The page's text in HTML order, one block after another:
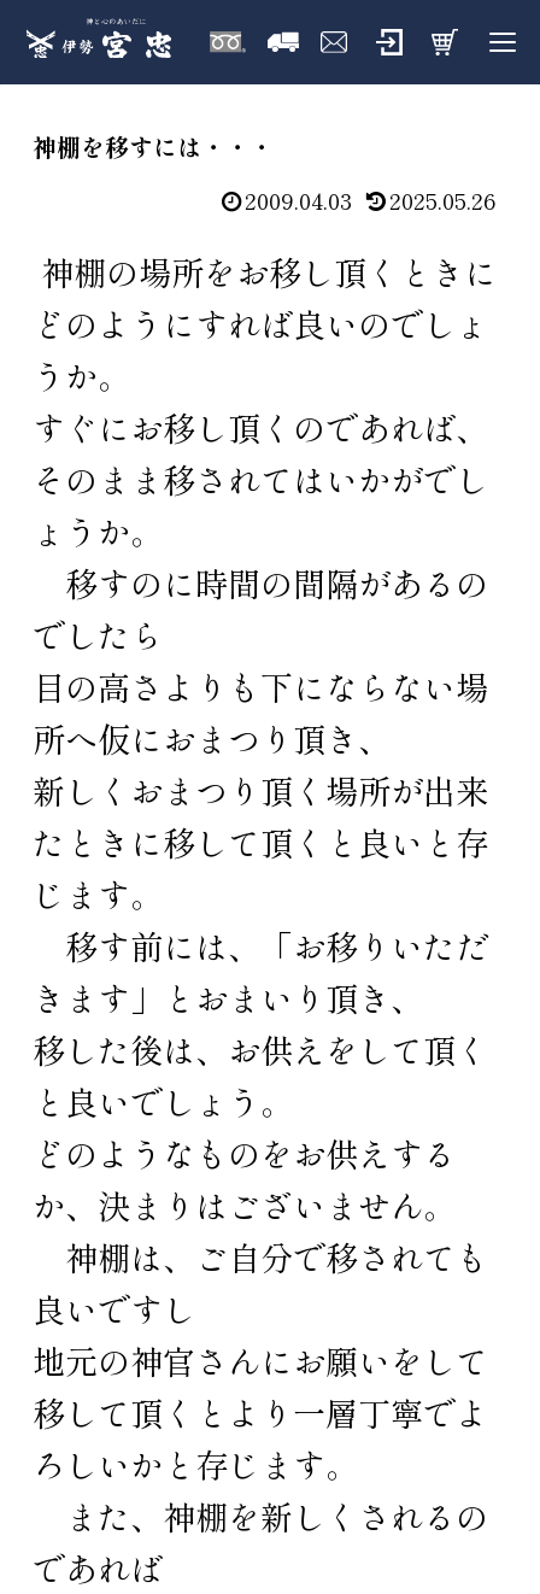
神棚を移すには・・・
2009.04.03 2025.05.26
神棚の場所をお移し頂くときに
どのようにすれば良いのでしょ
うか。
すぐにお移し頂くのであれば、
そのまま移されてはいかがでし
ょうか。
移すのに時間の間隔があるの
でしたら
目の高さよりも下にならない場
所へ仮におまつり頂き、
新しくおまつり頂く場所が出来
たときに移して頂くと良いと存
じます。
移す前には、「お移りいただ
きます」とおまいり頂き、
移した後は、お供えをして頂く
と良いでしょう。
どのようなものをお供えする
か、決まりはございません。
神棚は、ご自分で移されても
良いですし
地元の神官さんにお願いをして
移して頂くとより一層丁寧でよ
ろしいかと存じます。
また、神棚を新しくされるの
であれば